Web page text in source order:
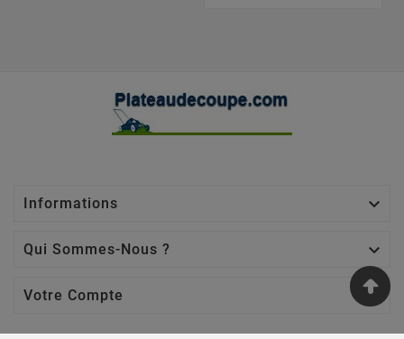
Informations 
Qui Sommes-Nous ? 
Votre Compte 